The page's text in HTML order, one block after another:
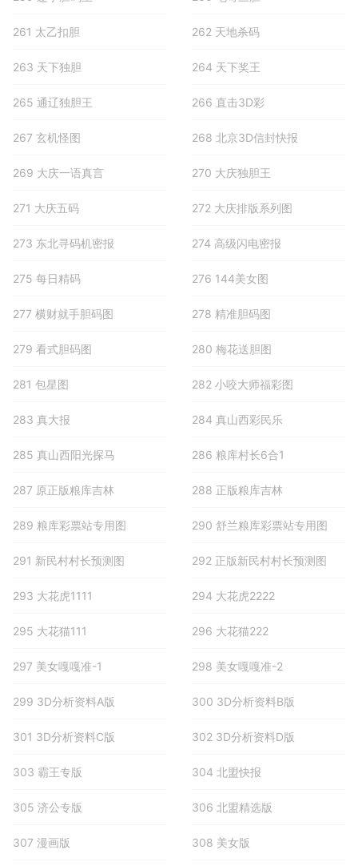
261 太乙扣胆 262 天地杀码
263 天下独胆 264 天下奖王
265 通辽独胆王 266 直击3D彩
267 玄机怪图 268 北京3D信封快报
269 大庆一语真言 270 大庆独胆王
271 大庆五码 272 大庆排版系列图
273 东北寻码机密报 274 高级闪电密报
275 每日精码 276 144美女图
277 横财就手胆码图 278 精准胆码图
279 看式胆码图 280 梅花送胆图
281 包星图 282 小咬大师福彩图
283 真大报 284 真山西彩民乐
285 真山西阳光探马 286 粮库村长6合1
287 原正版粮库吉林 288 正版粮库吉林
289 粮库彩票站专用图 290 舒兰粮库彩票站专用图
291 新民村村长预测图 292 正版新民村村长预测图
293 大花虎1111 294 大花虎2222
295 大花猫111 296 大花猫222
297 美女嘎嘎准-1 298 美女嘎嘎准-2
299 3D分析资料A版 300 3D分析资料B版
301 3D分析资料C版 302 3D分析资料D版
303 霸王专版 304 北盟快报
305 济公专版 306 北盟精选版
307 漫画版 308 美女版